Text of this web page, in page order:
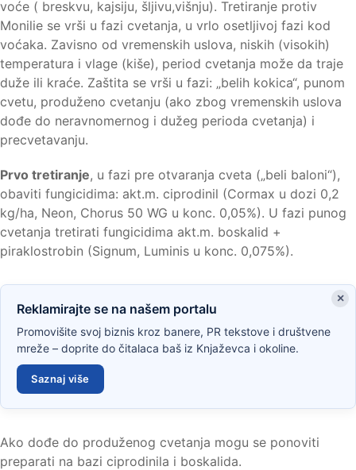
voće ( breskvu, kajsiju, šljivu,višnju). Tretiranje protiv
Monilie se vrši u fazi cvetanja, u vrlo osetljivoj fazi kod
voćaka. Zavisno od vremenskih uslova, niskih (visokih)
temperatura i vlage (kiše), period cvetanja može da traje
duže ili kraće. Zaštita se vrši u fazi: „belih kokica“, punom
cvetu, produženo cvetanju (ako zbog vremenskih uslova
dođe do neravnomernog i dužeg perioda cvetanja) i
precvetavanju.
Prvo tretiranje, u fazi pre otvaranja cveta („beli baloni“),
obaviti fungicidima: akt.m. ciprodinil (Cormax u dozi 0,2
kg/ha, Neon, Chorus 50 WG u konc. 0,05%). U fazi punog
cvetanja tretirati fungicidima akt.m. boskalid +
piraklostrobin (Signum, Luminis u konc. 0,075%).
×
Reklamirajte se na našem portalu
Promovišite svoj biznis kroz banere, PR tekstove i društvene
mreže – doprite do čitalaca baš iz Knjaževca i okoline.
Saznaj više
Ako dođe do produženog cvetanja mogu se ponoviti
preparati na bazi ciprodinila i boskalida.